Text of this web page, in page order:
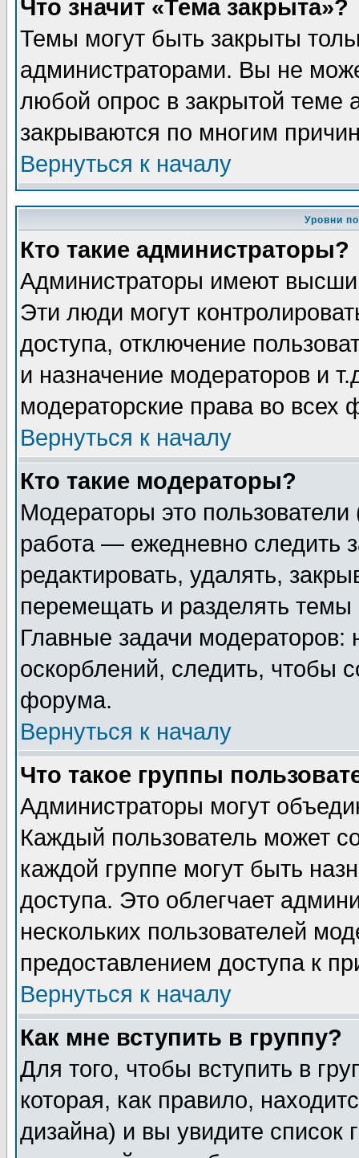
Что значит «Тема закрыта»?
Темы могут быть закрыты
администраторами. Вы не
любой опрос в закрытой теме
закрываются по многим
Вернуться к началу
Уровни
Кто такие администраторы?
Администраторы имеют
Эти люди могут
доступа, отключение
и назначение модераторов и
модераторские права во всех
Вернуться к началу
Кто такие модераторы?
Модераторы это
работа — ежедневно следить
редактировать, удалять,
перемещать и разделять
Главные задачи
оскорблений, следить, чтобы
форума.
Вернуться к началу
Что такое группы
Администраторы могут
Каждый пользователь может
каждой группе могут быть
доступа. Это облегчает
нескольких пользователей
предоставлением доступа к
Вернуться к началу
Как мне вступить в группу?
Для того, чтобы вступить в
которая, как правило,
дизайна) и вы увидите список